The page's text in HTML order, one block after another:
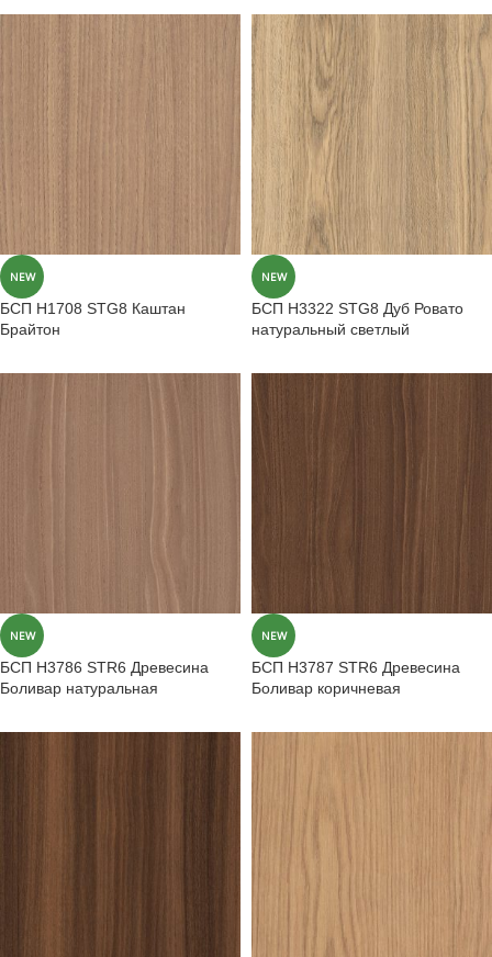
NEW
БСП H1708 STG8 Каштан
Брайтон
NEW
БСП H3322 STG8 Дуб Ровато
натуральный светлый
NEW
БСП H3786 STR6 Древесина
Боливар натуральная
NEW
БСП H3787 STR6 Древесина
Боливар коричневая